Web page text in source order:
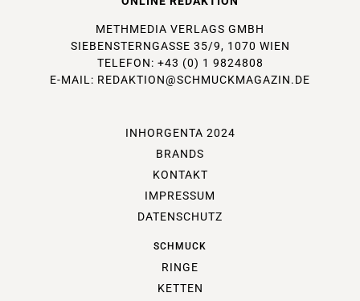
METHMEDIA VERLAGS GMBH
SIEBENSTERNGASSE 35/9, 1070 WIEN
TELEFON: +43 (0) 1 9824808
E-MAIL: REDAKTION@SCHMUCKMAGAZIN.DE
INHORGENTA 2024
BRANDS
KONTAKT
IMPRESSUM
DATENSCHUTZ
SCHMUCK
RINGE
KETTEN